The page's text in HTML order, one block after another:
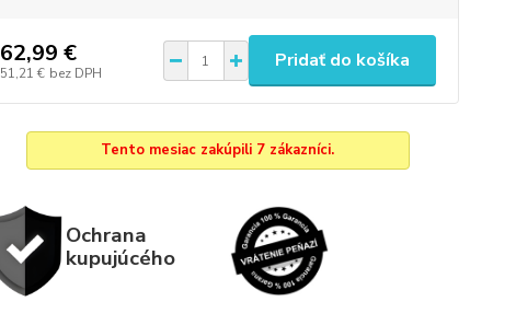
62,99 €
51,21 € bez DPH
Pridať do košíka
Tento mesiac zakúpili 7 zákazníci.
Ochrana
kupujúcého